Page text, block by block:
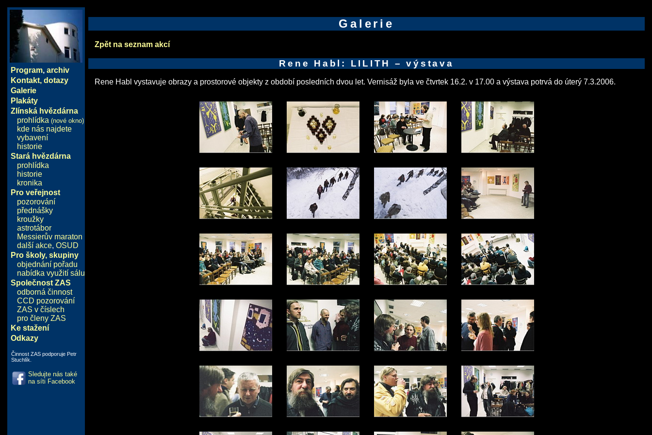
Program, archiv
Kontakt, dotazy
Galerie
Plakáty
Zlínská hvězdárna
prohlídka (nové okno)
kde nás najdete
vybavení
historie
Stará hvězdárna
prohlídka
historie
kronika
Pro veřejnost
pozorování
přednášky
kroužky
astrotábor
Messierův maraton
další akce, OSUD
Pro školy, skupiny
objednání pořadu
nabídka využití sálu
Společnost ZAS
odborná činnost
CCD pozorování
ZAS v číslech
pro členy ZAS
Ke stažení
Odkazy
Činnost ZAS podporuje Petr
Stuchlík.
Sledujte nás také
na síti Facebook
Galerie
Zpět na seznam akcí
Rene Habl: LILITH – výstava
Rene Habl vystavuje obrazy a prostorové objekty z období posledních dvou let. Vernisáž byla ve čtvrtek 16.2. v 17.00 a výstava potrvá do úterý 7.3.2006.